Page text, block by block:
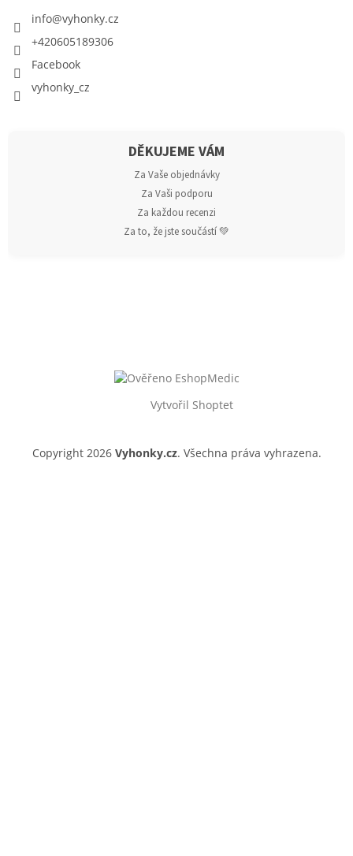
info@vyhonky.cz
+420605189306
Facebook
vyhonky_cz
DĚKUJEME VÁM
Za Vaše objednávky
Za Vaši podporu
Za každou recenzi
Za to, že jste součástí 💚
Vytvořil Shoptet
Copyright 2026 Vyhonky.cz. Všechna práva vyhrazena.